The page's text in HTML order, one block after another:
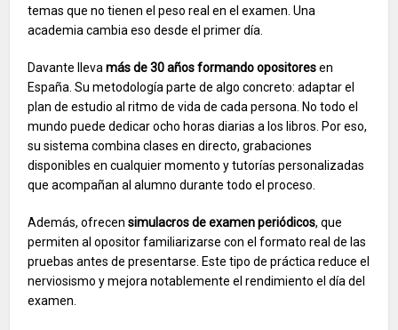
temas que no tienen el peso real en el examen. Una
academia cambia eso desde el primer día.
Davante llevamás de 30 años formando opositoresen
España. Su metodología parte de algo concreto: adaptar el
plan de estudio al ritmo de vida de cada persona. No todo el
mundo puede dedicar ocho horas diarias a los libros. Por eso,
su sistema combina clases en directo, grabaciones
disponibles en cualquier momento y tutorías personalizadas
que acompañan al alumno durante todo el proceso.
Además, ofrecensimulacros de examen periódicos, que
permiten al opositor familiarizarse con el formato real de las
pruebas antes de presentarse. Este tipo de práctica reduce el
nerviosismo y mejora notablemente el rendimiento el día del
examen.